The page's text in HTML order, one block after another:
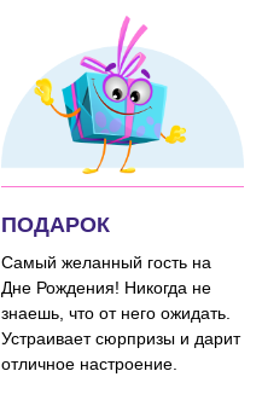
ПОДАРОК
Самый желанный гость на
Дне Рождения! Никогда не
знаешь, что от него ожидать.
Устраивает сюрпризы и дарит
отличное настроение.